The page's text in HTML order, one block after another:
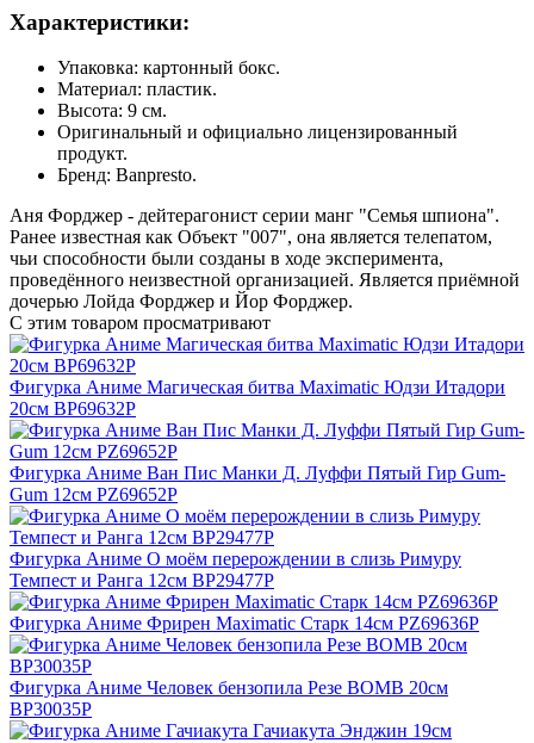
Характеристики:
Упаковка: картонный бокс.
Материал: пластик.
Высота: 9 см.
Оригинальный и официально лицензированный
продукт.
Бренд: Banpresto.
Аня Форджер - дейтерагонист серии манг "Семья шпиона".
Ранее известная как Объект "007", она является телепатом,
чьи способности были созданы в ходе эксперимента,
проведённого неизвестной организацией. Является приёмной
дочерью Лойда Форджер и Йор Форджер.
С этим товаром просматривают
Фигурка Аниме Магическая битва Maximatic Юдзи Итадори
20см BP69632P
Фигурка Аниме Ван Пис Манки Д. Луффи Пятый Гир Gum-
Gum 12см PZ69652P
Фигурка Аниме О моём перерождении в слизь Римуру
Темпест и Ранга 12см BP29477P
Фигурка Аниме Фрирен Maximatic Старк 14см PZ69636P
Фигурка Аниме Человек бензопила Резе BOMB 20см
BP30035P